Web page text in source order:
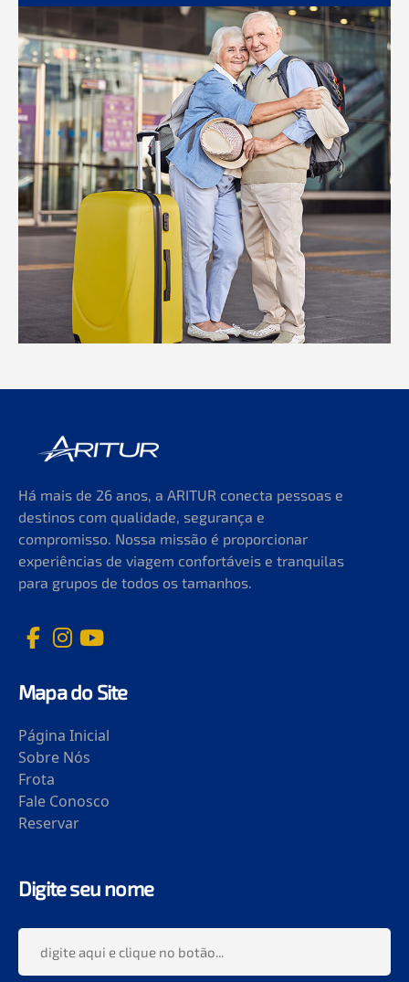
Há mais de 26 anos, a ARITUR conecta pessoas e
destinos com qualidade, segurança e
compromisso. Nossa missão é proporcionar
experiências de viagem confortáveis e tranquilas
para grupos de todos os tamanhos.
Mapa do Site
Página Inicial
Sobre Nós
Frota
Fale Conosco
Reservar
Digite seu nome